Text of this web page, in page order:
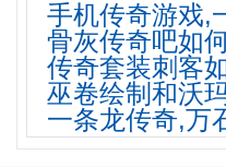
手机传奇游戏,
骨灰传奇吧如
传奇套装刺客
巫卷绘制和沃
一条龙传奇,